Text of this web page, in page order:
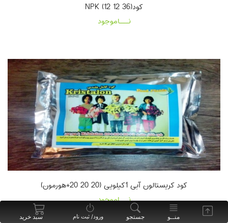
کود(36 12 12) NPK
نـــاموجود
کود کریستالون آبی 1کیلویی (20 20 20+هورمون)
نـــاموجود
منــو جستجو ورود/ ثبت نام سبد خرید